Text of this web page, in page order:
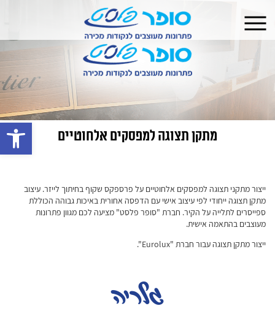
מתקן תצוגה למפסקים אלחוטיים
ייצור מתקני תצוגה למפסקים אלחוטיים על פרספקס שקוף בחיתוך לייזר. עיצוב
מתקן תצוגה ייחודי לפי עיצוב אישי עם הדפסה אחורית באיכות גבוהה הכוללת
ספייסרים לתלייה על הקיר. חברת "סופר פלסט" מציעה לכם מגוון פתרונות
מעוצבים בהתאמה אישית.
ייצור מתקן תצוגה עבור חברת "Eurolux".
גלריה